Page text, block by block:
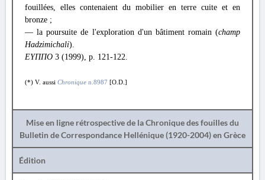
fouillées, elles contenaient du mobilier en terre cuite et en
bronze ;
— la poursuite de l'exploration d'un bâtiment romain (champ
Hadzimichali).
ΕYΠΠΟ 3 (1999), p. 121-122.
(*) V. aussi Chronique n.8987 [O.D.]
Mise en ligne rétrospective de la Chronique des fouilles du
Bulletin de Correspondance Hellénique (1920-2004) en Grèce
Édition